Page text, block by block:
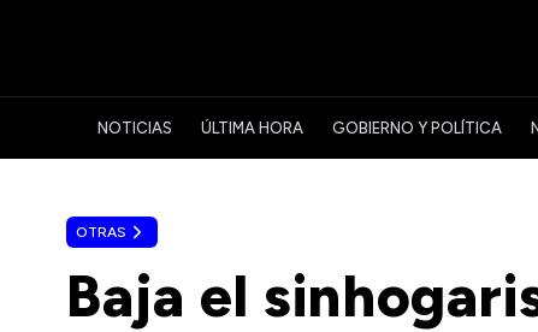
NOTICIAS ÚLTIMA HORA GOBIERNO Y POLÍTICA
OTRAS
Baja el